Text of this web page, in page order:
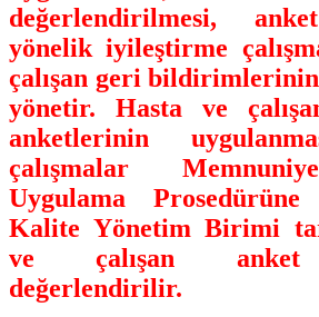
değerlendirilmesi,
yönelik iyileştirme
çalışan geri bildirimlerinin
yönetir. Hasta ve
anketlerinin
çalışmalar
Uygulama
Kalite Yönetim Birimi
ve çalışan anket
değerlendirilir.